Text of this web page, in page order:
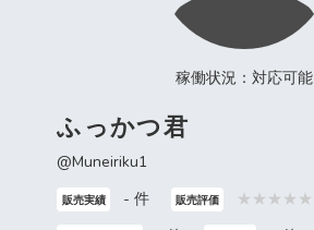
稼働状況：対応可能
ふっかつ君
@Muneiriku1
販売実績 - 件 販売評価